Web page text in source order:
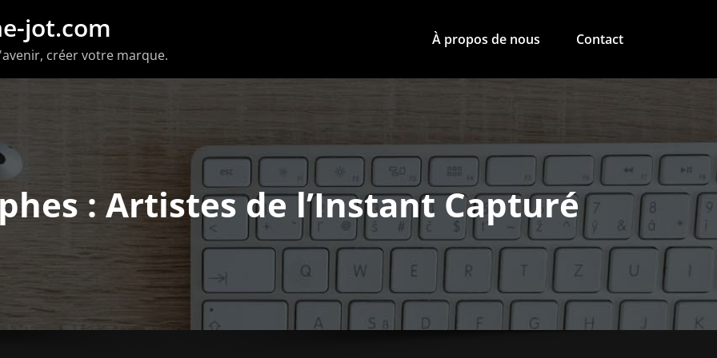
jot.com
créer votre marque.
À propos de nous Contact
: Artistes de l’Instant Capturé